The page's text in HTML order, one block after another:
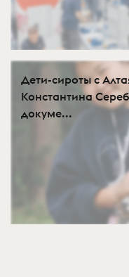
Дети-сироты с
Константина
докуме...